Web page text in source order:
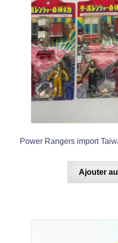
Power Rangers import
Ajouter